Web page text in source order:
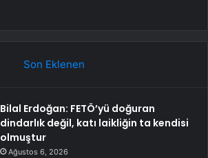
Son Eklenen
Bilal Erdoğan: FETÖ’yü doğuran
dindarlık değil, katı laikliğin ta kendisi
olmuştur
Ağustos 6, 2026